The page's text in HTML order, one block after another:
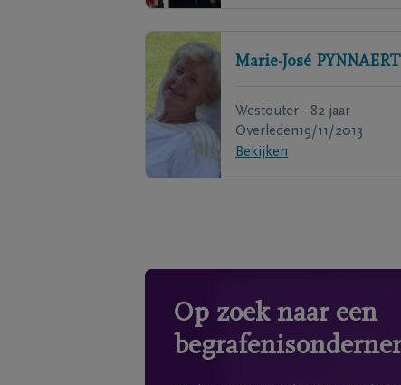
Marie-José PYNNAERT
Westouter - 82 jaar
Overleden19/11/2013
Bekijken
Op zoek naar een